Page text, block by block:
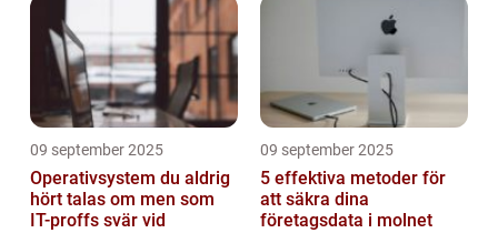
09 september 2025
Operativsystem du aldrig
hört talas om men som
IT-proffs svär vid
09 september 2025
5 effektiva metoder för
att säkra dina
företagsdata i molnet